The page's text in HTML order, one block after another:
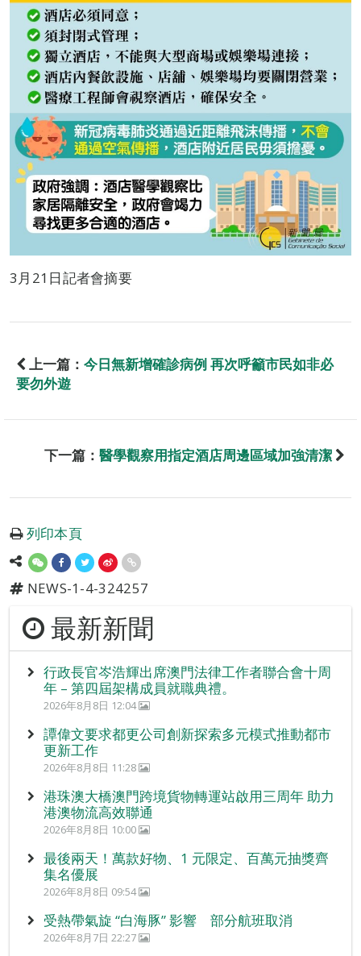
3月21日記者會摘要
上一篇： 今日無新增確診病例 再次呼籲市民如非必
要勿外遊
下一篇： 醫學觀察用指定酒店周邊區域加強清潔
列印本頁
NEWS-1-4-324257
最新新聞
行政長官岑浩輝出席澳門法律工作者聯合會十周
年 – 第四屆架構成員就職典禮。
2026年8月8日 12:04
譚偉文要求都更公司創新探索多元模式推動都市
更新工作
2026年8月8日 11:28
港珠澳大橋澳門跨境貨物轉運站啟用三周年 助力
港澳物流高效聯通
2026年8月8日 10:00
最後兩天！萬款好物、1 元限定、百萬元抽獎齊
集名優展
2026年8月8日 09:54
受熱帶氣旋 “白海豚” 影響 部分航班取消
2026年8月7日 22:27